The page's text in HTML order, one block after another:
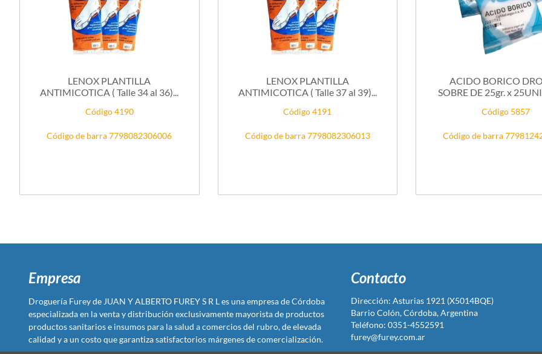
LENOX PLANTILLA
ANTIMICOTICA ( Talle 34 al 36)...
Código 4190
Código de barra 7798082306006
LENOX PLANTILLA
ANTIMICOTICA ( Talle 37 al 39)...
Código 4191
Código de barra 7798082306013
ACIDO BORICO
SOBRE DE 25gr. x
Código 5857
Código de barra
Empresa
Droguería Furey de JUAN Y ALBERTO FUREY S R L es una empresa de Córdoba
especializada en la venta y distribución exclusivamente mayorista de productos
productos sanitarios e insumos para la salud a comercios del rubro, de elevada
calidad y a un costo que garantiza satisfactorios márgenes de comercialización.
Contacto
Dirección: Asturias 1921 (X5014BQE)
Barrio Colón, Córdoba, Argentina
Teléfono: 0351-4552591
furey@furey.com.ar